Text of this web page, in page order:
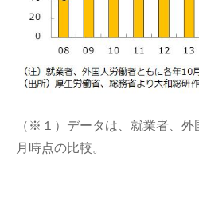
（※１）データは、就業者、
月時点の比較。